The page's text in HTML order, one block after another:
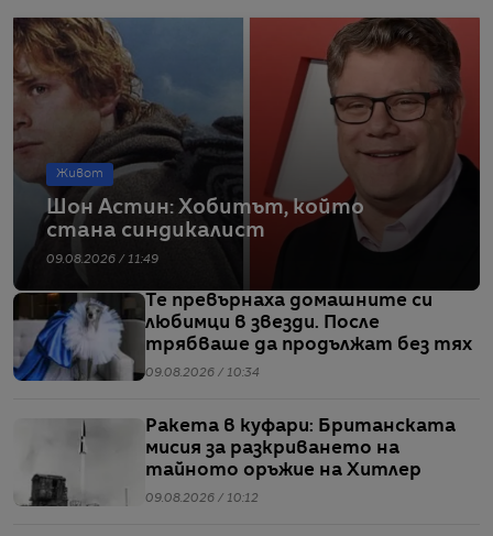
Живот
Шон Астин: Хобитът, който
стана синдикалист
09.08.2026 / 11:49
Те превърнаха домашните си
любимци в звезди. После
трябваше да продължат без тях
09.08.2026 / 10:34
Ракета в куфари: Британската
мисия за разкриването на
тайното оръжие на Хитлер
09.08.2026 / 10:12